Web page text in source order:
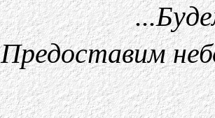
Предоставим